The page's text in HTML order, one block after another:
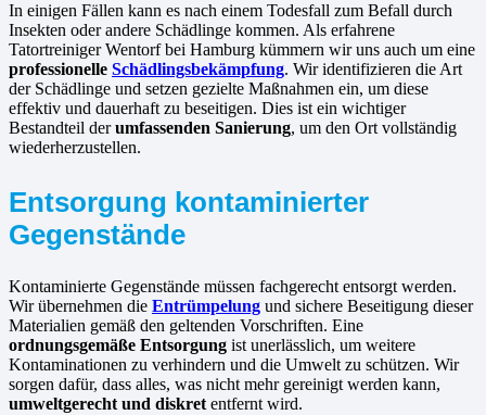
In einigen Fällen kann es nach einem Todesfall zum Befall durch
Insekten oder andere Schädlinge kommen. Als erfahrene
Tatortreiniger Wentorf bei Hamburg kümmern wir uns auch um eine
professionelle Schädlingsbekämpfung. Wir identifizieren die Art
der Schädlinge und setzen gezielte Maßnahmen ein, um diese
effektiv und dauerhaft zu beseitigen. Dies ist ein wichtiger
Bestandteil derumfassenden Sanierung, um den Ort vollständig
wiederherzustellen.
Entsorgung kontaminierter
Gegenstände
Kontaminierte Gegenstände müssen fachgerecht entsorgt werden.
Wir übernehmen die Entrümpelung und sichere Beseitigung dieser
Materialien gemäß den geltenden Vorschriften. Eine
ordnungsgemäße Entsorgung ist unerlässlich, um weitere
Kontaminationen zu verhindern und die Umwelt zu schützen. Wir
sorgen dafür, dass alles, was nicht mehr gereinigt werden kann,
umweltgerecht und diskret entfernt wird.